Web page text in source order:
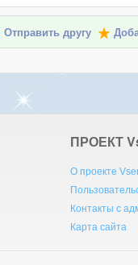
Отправить другу
ПРОЕКТ V
О проекте
Контакты с
Карта сайта